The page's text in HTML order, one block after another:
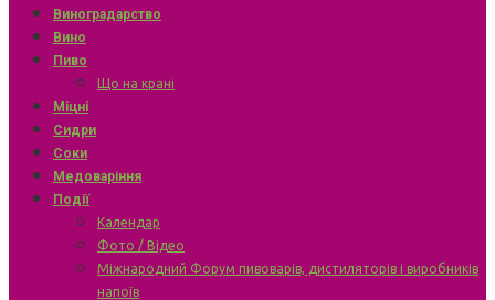
Виноградарство
Вино
Пиво
Що на крані
Міцні
Сидри
Соки
Медоваріння
Події
Календар
Фото / Відео
Міжнародний Форум пивоварів, дистиляторів і виробників
напоїв